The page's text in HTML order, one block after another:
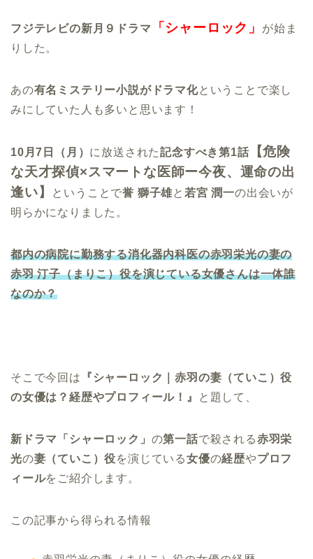
フジテレビの新月９ドラマ 「シャーロック」
が始ま
りした。
あの有名ミステリー小説がドラマ化ということで楽し
みにしていた人も多いと思います！
10月7日（月） に放送された記念すべき第1話【危険
な天才探偵×スマートな医師ー今夜、運命の出
逢い】
ということで誉 獅子雄と若宮 潤一の出会いが
明らかになりました。
都内の病院に勤務する消化器内科医の赤羽栄光の妻の
赤羽 汀子（まりこ）役を演じている女優さんは一体誰
なのか？
そこで今回は
『シャーロック｜赤羽の妻（ていこ）役
の女優は？経歴やプロフィール！』
と題して、
新ドラマ「シャーロック」 の第一話で殺される赤羽栄
光の妻（ていこ）役を演じている女優の経歴やプロフ
ィールをご紹介します。
この記事から得られる情報